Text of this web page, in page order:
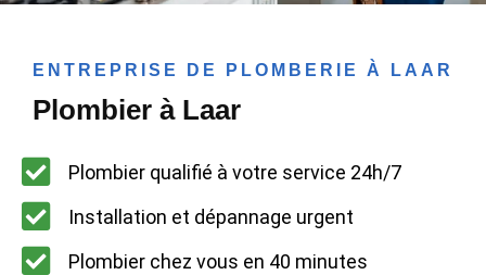
ENTREPRISE DE PLOMBERIE À LAAR
Plombier à Laar
Plombier qualifié à votre service 24h/7
Installation et dépannage urgent
Plombier chez vous en 40 minutes